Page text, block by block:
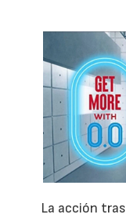
La acción